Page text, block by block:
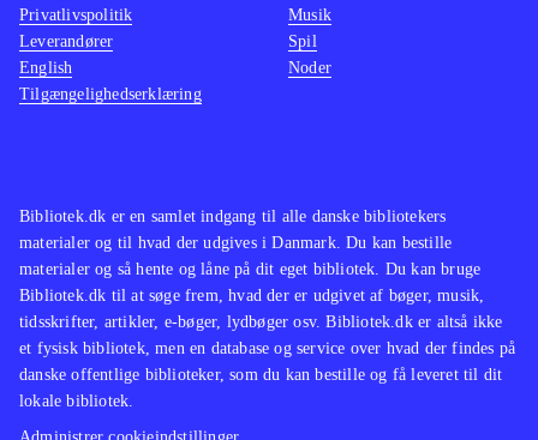
Bibliotek.dk er en samlet indgang til alle danske bibliotekers
materialer og til hvad der udgives i Danmark. Du kan bestille
materialer og så hente og låne på dit eget bibliotek. Du kan bruge
Bibliotek.dk til at søge frem, hvad der er udgivet af bøger, musik,
tidsskrifter, artikler, e-bøger, lydbøger osv. Bibliotek.dk er altså ikke
et fysisk bibliotek, men en database og service over hvad der findes på
danske offentlige biblioteker, som du kan bestille og få leveret til dit
lokale bibliotek.
Privatlivspolitik
Leverandører
English
Tilgængelighedserklæring
Musik
Spil
Noder